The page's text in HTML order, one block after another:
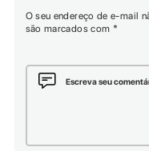
O seu endereço de e-mail
são marcados com *
Escreva seu